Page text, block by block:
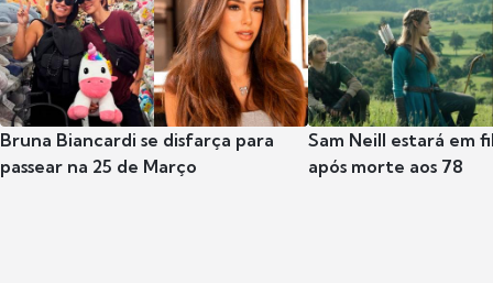
Bruna Biancardi se disfarça para
passear na 25 de Março
Sam Neill estará em
após morte aos 78